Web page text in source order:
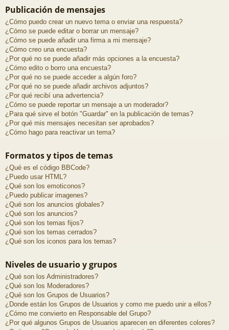
Publicación de mensajes
¿Cómo puedo crear un nuevo tema o enviar una respuesta?
¿Cómo se puede editar o borrar un mensaje?
¿Cómo se puede añadir una firma a mi mensaje?
¿Cómo creo una encuesta?
¿Por qué no se puede añadir más opciones a la encuesta?
¿Cómo edito o borro una encuesta?
¿Por qué no se puede acceder a algún foro?
¿Por qué no se puede añadir archivos adjuntos?
¿Por qué recibí una advertencia?
¿Cómo se puede reportar un mensaje a un moderador?
¿Para qué sirve el botón "Guardar" en la publicación de temas?
¿Por qué mis mensajes necesitan ser aprobados?
¿Cómo hago para reactivar un tema?
Formatos y tipos de temas
¿Qué es el código BBCode?
¿Puedo usar HTML?
¿Qué son los emoticonos?
¿Puedo publicar imagenes?
¿Qué son los anuncios globales?
¿Qué son los anuncios?
¿Qué son los temas fijos?
¿Qué son los temas cerrados?
¿Qué son los iconos para los temas?
Niveles de usuario y grupos
¿Qué son los Administradores?
¿Qué son los Moderadores?
¿Qué son los Grupos de Usuarios?
¿Donde están los Grupos de Usuarios y como me puedo unir a ellos?
¿Cómo me convierto en Responsable del Grupo?
¿Por qué algunos Grupos de Usuarios aparecen en diferentes colores?